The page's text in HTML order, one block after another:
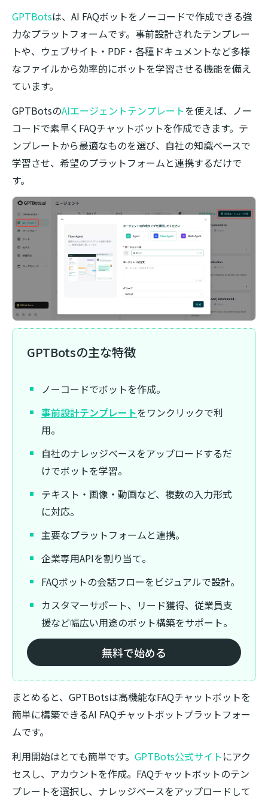
GPTBotsは、AI FAQボットをノーコードで作成できる強
力なプラットフォームです。事前設計されたテンプレー
トや、ウェブサイト・PDF・各種ドキュメントなど多様
なファイルから効率的にボットを学習させる機能を備え
ています。
GPTBotsのAIエージェントテンプレートを使えば、ノー
コードで素早くFAQチャットボットを作成できます。テ
ンプレートから最適なものを選び、自社の知識ベースで
学習させ、希望のプラットフォームと連携するだけで
す。
GPTBotsの主な特徴
ノーコードでボットを作成。
事前設計テンプレートをワンクリックで利
用。
自社のナレッジベースをアップロードするだ
けでボットを学習。
テキスト・画像・動画など、複数の入力形式
に対応。
主要なプラットフォームと連携。
企業専用APIを割り当て。
FAQボットの会話フローをビジュアルで設計。
カスタマーサポート、リード獲得、従業員支
援など幅広い用途のボット構築をサポート。
無料で始める
まとめると、GPTBotsは高機能なFAQチャットボットを
簡単に構築できるAI FAQチャットボットプラットフォー
ムです。
利用開始はとても簡単です。 GPTBots公式サイトにアク
セスし、アカウントを作成。FAQチャットボットのテン
プレートを選択し、ナレッジベースをアップロードして